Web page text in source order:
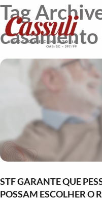
Tag
casamento
STF GARANTE QUE
POSSAM ESCOLHER O